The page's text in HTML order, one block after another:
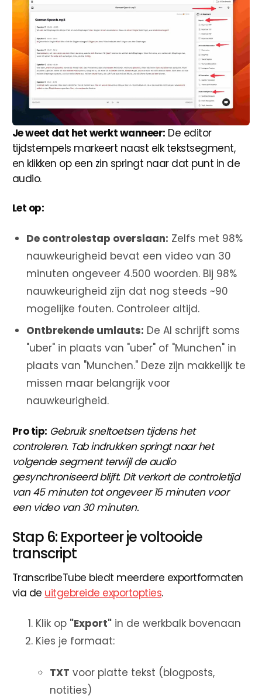
Je weet dat het werkt wanneer: De editor
tijdstempels markeert naast elk tekstsegment,
en klikken op een zin springt naar dat punt in de
audio.
Let op:
De controlestap overslaan: Zelfs met 98%
nauwkeurigheid bevat een video van 30
minuten ongeveer 4.500 woorden. Bij 98%
nauwkeurigheid zijn dat nog steeds ~90
mogelijke fouten. Controleer altijd.
Ontbrekende umlauts: De AI schrijft soms
"uber" in plaats van "uber" of "Munchen" in
plaats van "Munchen." Deze zijn makkelijk te
missen maar belangrijk voor
nauwkeurigheid.
Pro tip: Gebruik sneltoetsen tijdens het
controleren. Tab indrukken springt naar het
volgende segment terwijl de audio
gesynchroniseerd blijft. Dit verkort de controletijd
van 45 minuten tot ongeveer 15 minuten voor
een video van 30 minuten.
Stap 6: Exporteer je voltooide
transcript
TranscribeTube biedt meerdere exportformaten
via de uitgebreide exportopties.
Klik op "Export" in de werkbalk bovenaan
Kies je formaat:
TXT voor platte tekst (blogposts,
notities)